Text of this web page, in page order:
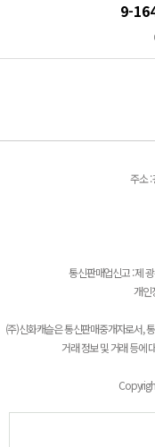
9-
주소 :
통신판매업신고 : 제
개인
(주)신화캐슬은 통신판매중개자로서,
거래 정보 및 거래 등에